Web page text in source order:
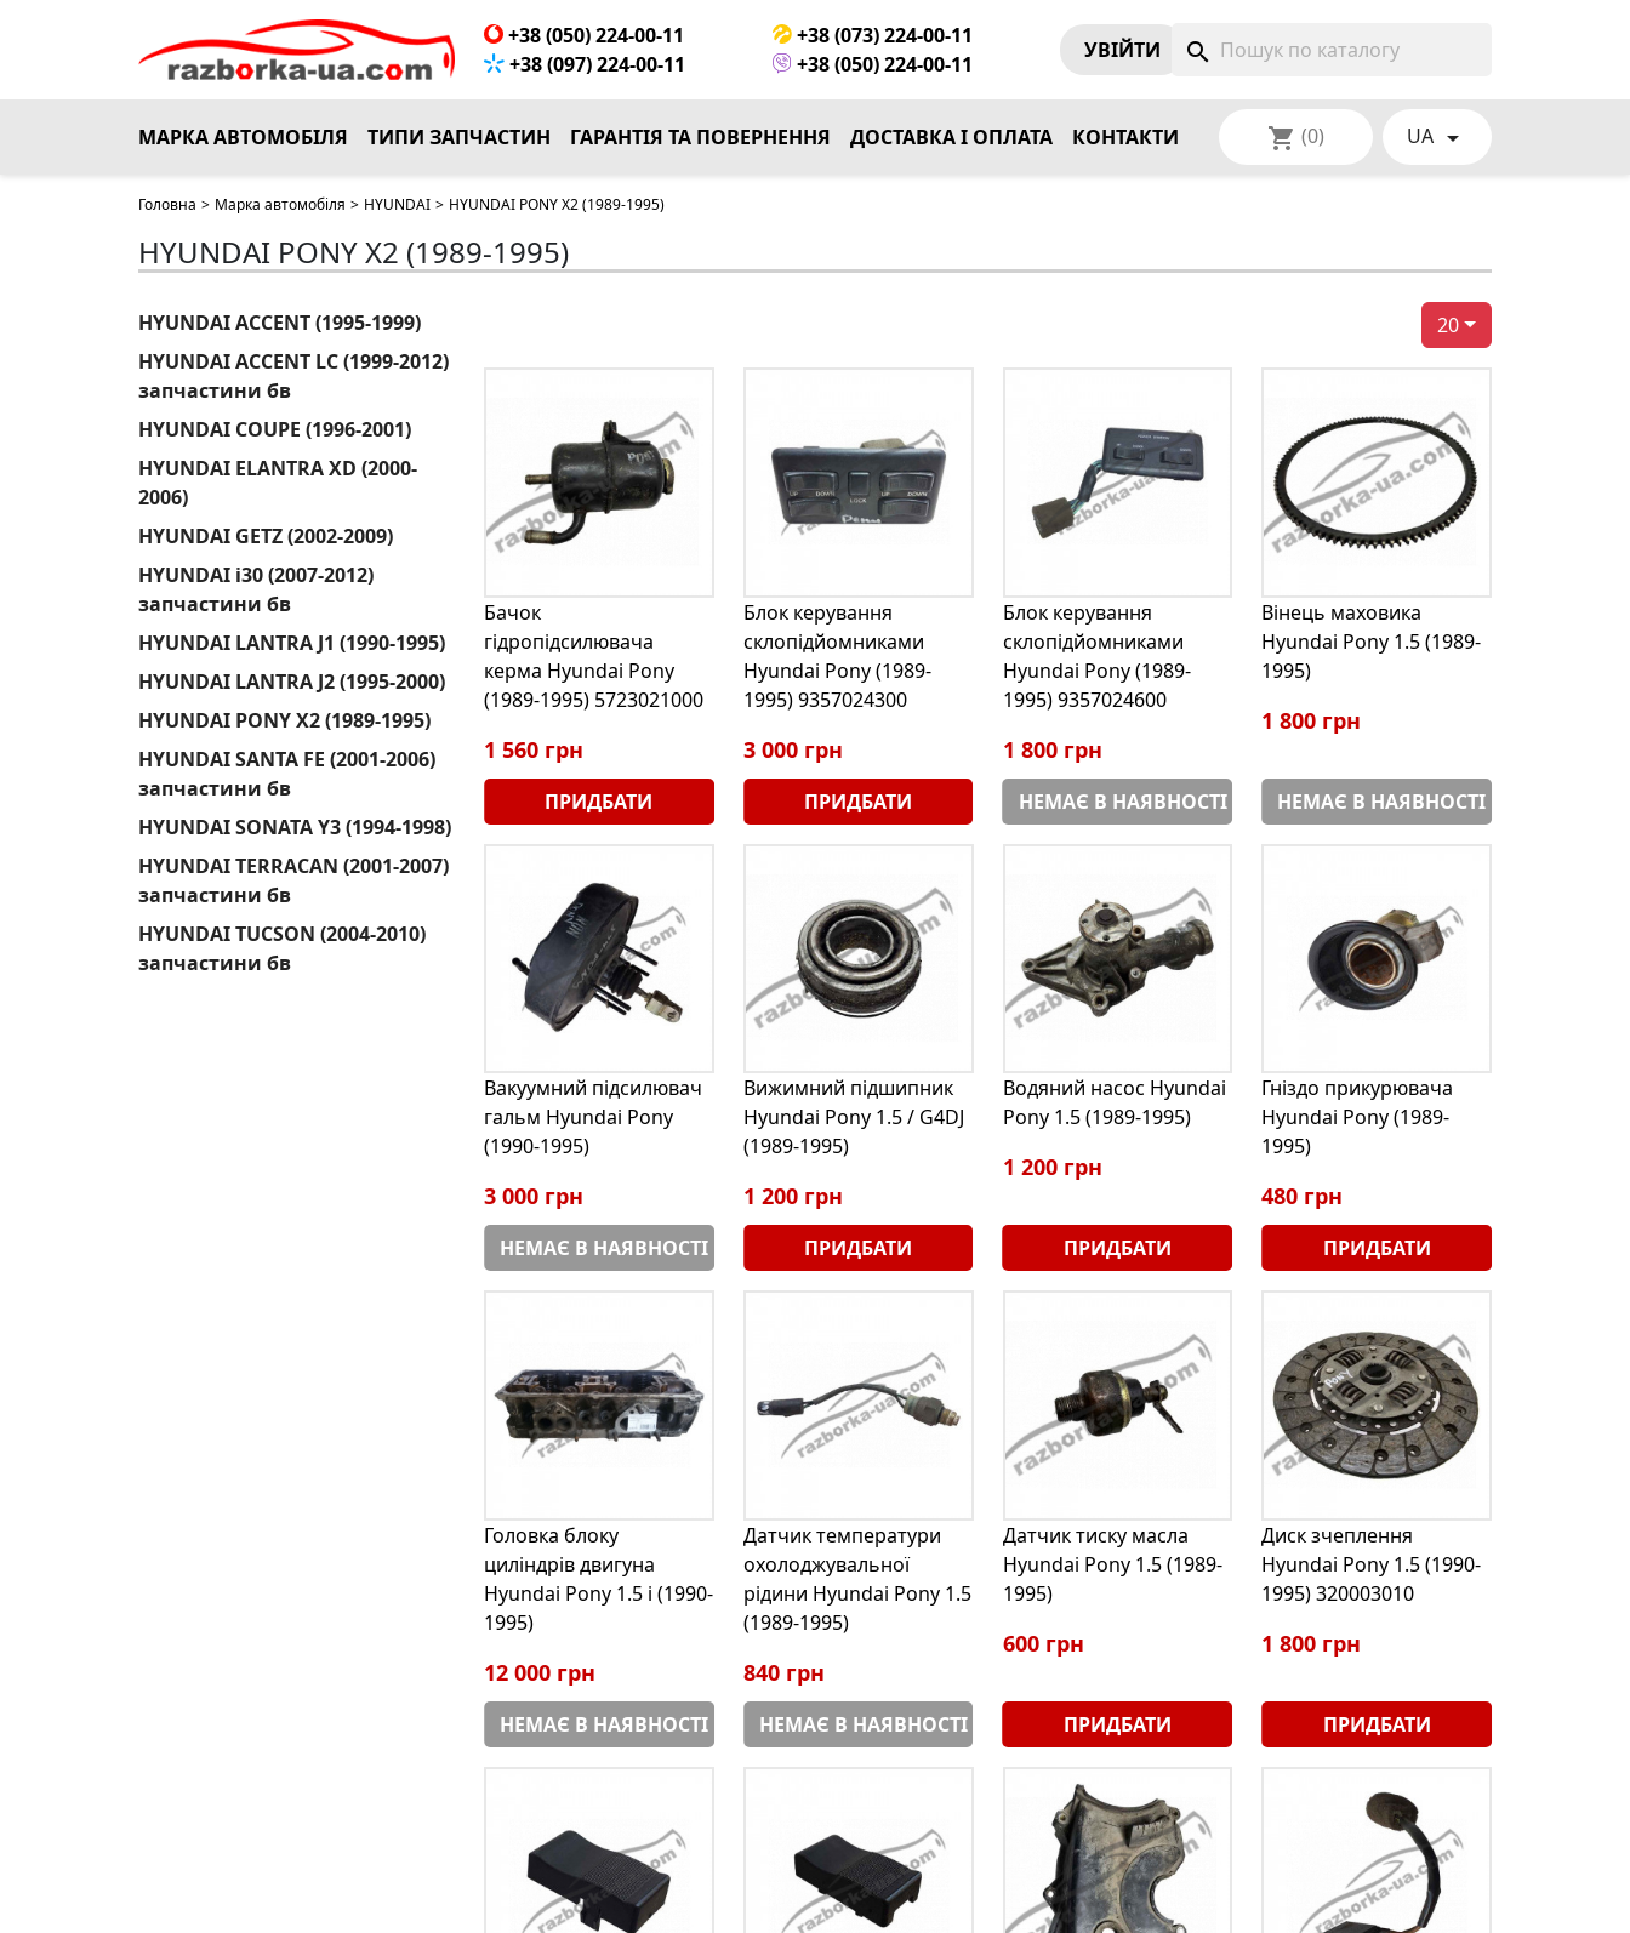
+38 (050) 224-00-11
+38 (073) 224-00-11
+38 (097) 224-00-11
+38 (050) 224-00-11
УВIЙТИ search
МАРКА АВТОМОБІЛЯ ТИПИ ЗАПЧАСТИН ГАРАНТІЯ ТА ПОВЕРНЕННЯ ДОСТАВКА І ОПЛАТА КОНТАКТИ shopping_cart (0) UA 
Головна > Марка автомобіля > HYUNDAI > HYUNDAI PONY X2 (1989-1995)
HYUNDAI PONY X2 (1989-1995)
HYUNDAI ACCENT (1995-1999)
HYUNDAI ACCENT LC (1999-2012)
запчастини бв
HYUNDAI COUPE (1996-2001)
HYUNDAI ELANTRA XD (2000-
2006)
HYUNDAI GETZ (2002-2009)
HYUNDAI i30 (2007-2012)
запчастини бв
HYUNDAI LANTRA J1 (1990-1995)
HYUNDAI LANTRA J2 (1995-2000)
HYUNDAI PONY X2 (1989-1995)
HYUNDAI SANTA FE (2001-2006)
запчастини бв
HYUNDAI SONATA Y3 (1994-1998)
HYUNDAI TERRACAN (2001-2007)
запчастини бв
HYUNDAI TUCSON (2004-2010)
запчастини бв
20
Бачок
гідропідсилювача
керма Hyundai Pony
(1989-1995) 5723021000
1 560 грн
ПРИДБАТИ
Блок керування
склопідйомниками
Hyundai Pony (1989-
1995) 9357024300
3 000 грн
ПРИДБАТИ
Блок керування
склопідйомниками
Hyundai Pony (1989-
1995) 9357024600
1 800 грн
НЕМАЄ В НАЯВНОСТІ
Вінець маховика
Hyundai Pony 1.5 (1989-
1995)
1 800 грн
НЕМАЄ В НАЯВНОСТІ
Вакуумний підсилювач
гальм Hyundai Pony
(1990-1995)
3 000 грн
НЕМАЄ В НАЯВНОСТІ
Вижимний підшипник
Hyundai Pony 1.5 / G4DJ
(1989-1995)
1 200 грн
ПРИДБАТИ
Водяний насос Hyundai
Pony 1.5 (1989-1995)
1 200 грн
ПРИДБАТИ
Гніздо прикурювача
Hyundai Pony (1989-
1995)
480 грн
ПРИДБАТИ
Головка блоку
циліндрів двигуна
Hyundai Pony 1.5 i (1990-
1995)
12 000 грн
НЕМАЄ В НАЯВНОСТІ
Датчик температури
охолоджувальної
рідини Hyundai Pony 1.5
(1989-1995)
840 грн
НЕМАЄ В НАЯВНОСТІ
Датчик тиску масла
Hyundai Pony 1.5 (1989-
1995)
600 грн
ПРИДБАТИ
Диск зчеплення
Hyundai Pony 1.5 (1990-
1995) 320003010
1 800 грн
ПРИДБАТИ